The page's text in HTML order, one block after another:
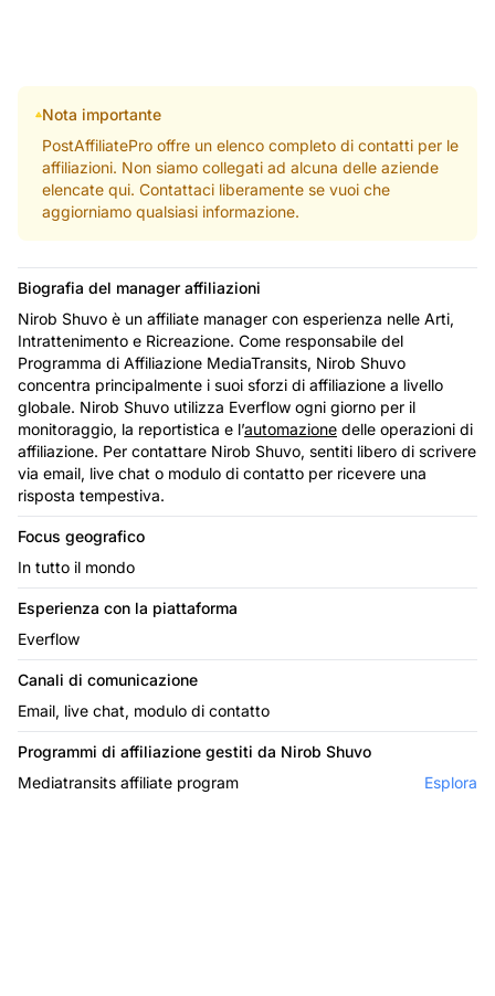
Nota importante
PostAffiliatePro offre un elenco completo di contatti per le
affiliazioni. Non siamo collegati ad alcuna delle aziende
elencate qui. Contattaci liberamente se vuoi che
aggiorniamo qualsiasi informazione.
Biografia del manager affiliazioni
Nirob Shuvo è un affiliate manager con esperienza nelle Arti,
Intrattenimento e Ricreazione. Come responsabile del
Programma di Affiliazione MediaTransits, Nirob Shuvo
concentra principalmente i suoi sforzi di affiliazione a livello
globale. Nirob Shuvo utilizza Everflow ogni giorno per il
monitoraggio, la reportistica e l’automazione delle operazioni di
affiliazione. Per contattare Nirob Shuvo, sentiti libero di scrivere
via email, live chat o modulo di contatto per ricevere una
risposta tempestiva.
Focus geografico
In tutto il mondo
Esperienza con la piattaforma
Everflow
Canali di comunicazione
Email, live chat, modulo di contatto
Programmi di affiliazione gestiti da Nirob Shuvo
Mediatransits affiliate program
Esplora